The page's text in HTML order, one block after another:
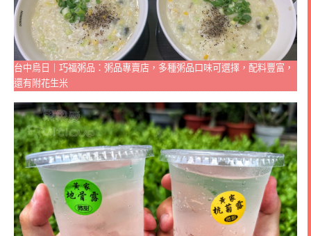
台中烏日｜巧福粥品：粥品專賣店，多種粥品口味可選擇，配料豐富，
還有附花生米